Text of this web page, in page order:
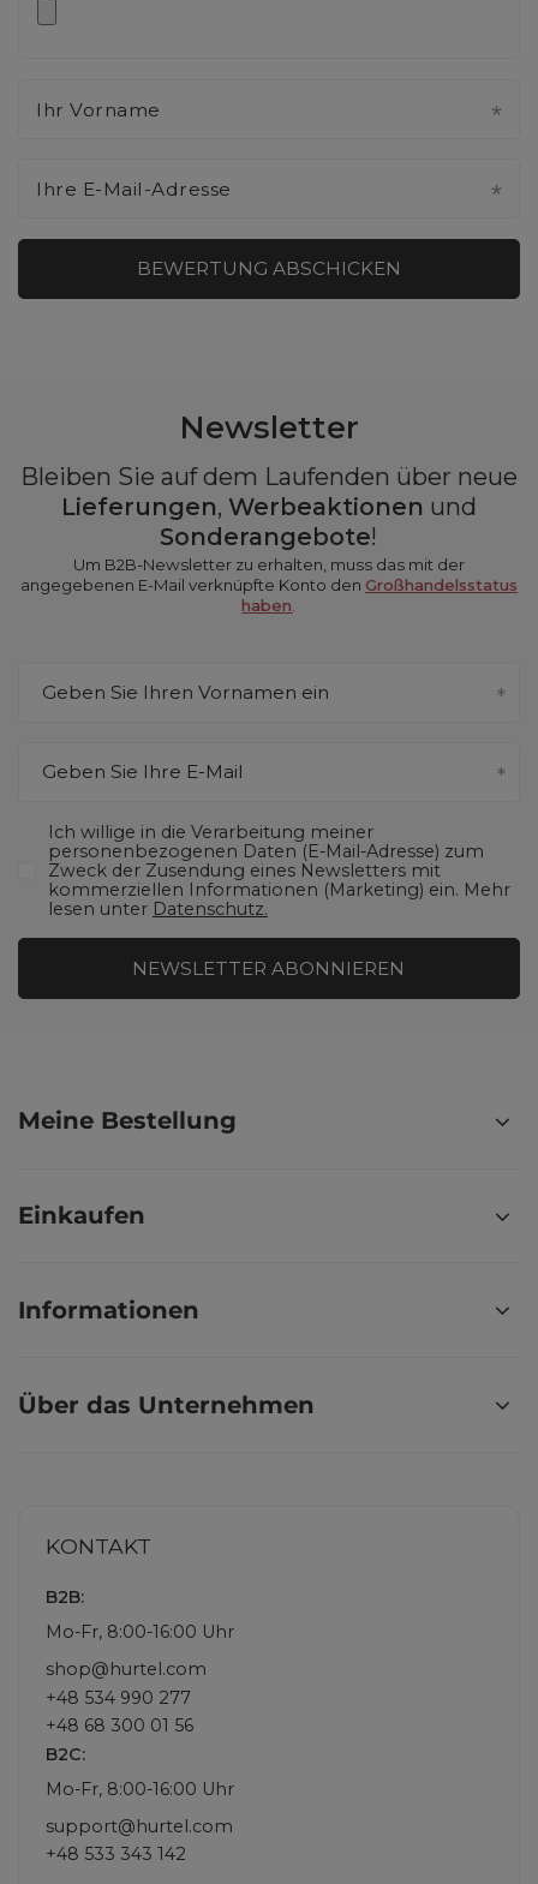
Ihr Vorname
Ihre E-Mail-Adresse
BEWERTUNG ABSCHICKEN
Newsletter
Bleiben Sie auf dem Laufenden über neue
Lieferungen, Werbeaktionen und
Sonderangebote!
Um B2B-Newsletter zu erhalten, muss das mit der
angegebenen E-Mail verknüpfte Konto den Großhandelsstatus
haben.
Geben Sie Ihren Vornamen ein
Geben Sie Ihre E-Mail
Ich willige in die Verarbeitung meiner
personenbezogenen Daten (E-Mail-Adresse) zum
Zweck der Zusendung eines Newsletters mit
kommerziellen Informationen (Marketing) ein. Mehr
lesen unter Datenschutz.
NEWSLETTER ABONNIEREN
Meine Bestellung
Einkaufen
Informationen
Über das Unternehmen
KONTAKT
B2B:
Mo-Fr, 8:00-16:00 Uhr
shop@hurtel.com
+48 534 990 277
+48 68 300 01 56
B2C:
Mo-Fr, 8:00-16:00 Uhr
support@hurtel.com
+48 533 343 142